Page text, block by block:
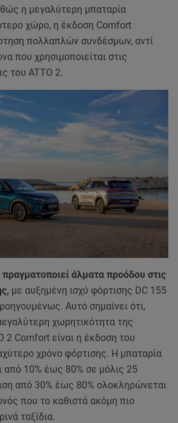
η μεγαλύτερη μπαταρία
χώρο, η έκδοση Comfort
πολλαπλών συνδέσμων, αντί
που χρησιμοποιείται στις
του ATTO 2.
άλματα προόδου στις
με αυξημένη ισχύ φόρτισης DC 155
Αυτό σημαίνει ότι,
χωρητικότητα της
2 Comfort είναι η έκδοση του
χρόνο φόρτισης. Η μπαταρία
από 10% έως 80% σε μόλις 25
από 30% έως 80% ολοκληρώνεται
που το καθιστά ακόμη πιο
ταξίδια.